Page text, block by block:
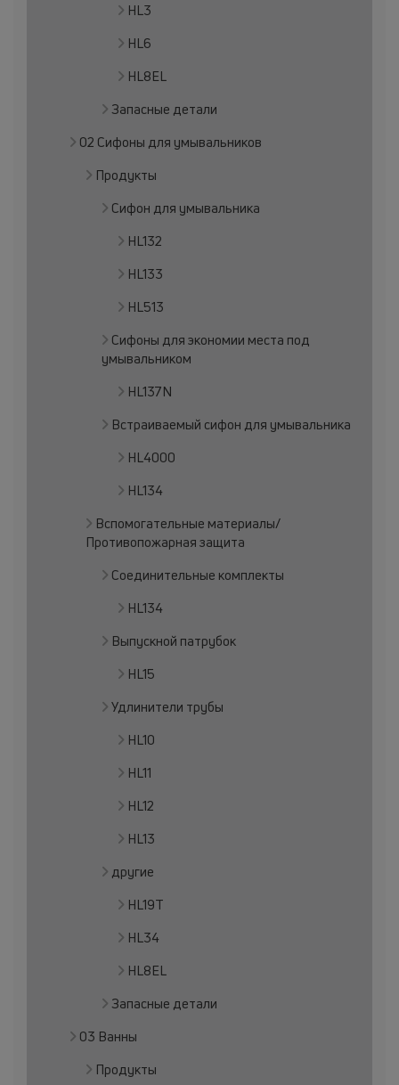
HL3
HL6
HL8EL
Запасные детали
02 Сифоны для умывальников
Продукты
Сифон для умывальника
HL132
HL133
HL513
Сифоны для экономии места под
умывальником
HL137N
Встраиваемый сифон для умывальника
HL4000
HL134
Вспомогательные материалы/
Противопожарная защита
Соединительные комплекты
HL134
Выпускной патрубок
HL15
Удлинители трубы
HL10
HL11
HL12
HL13
другие
HL19T
HL34
HL8EL
Запасные детали
03 Ванны
Продукты